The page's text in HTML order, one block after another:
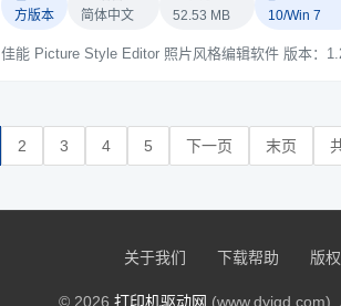
方版本
简体中文
52.53 MB
10/Win 7
2 3 4 5 下一页 末页
关于我们 下载帮助 版
© 2026 打印机驱动网